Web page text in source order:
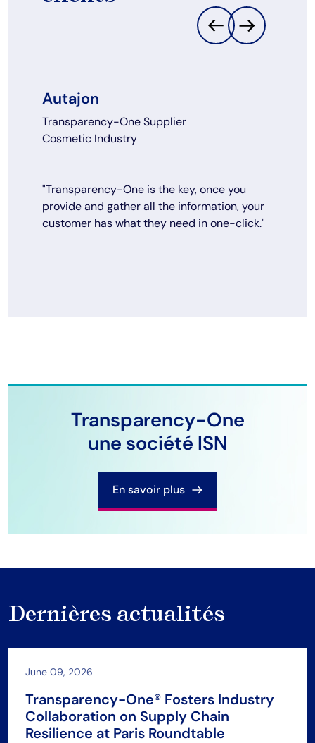
Autajon
Transparency-One Supplier
Cosmetic Industry
"Transparency-One is the key, once you
provide and gather all the information, your
customer has what they need in one-click."
Transparency-One
une société ISN
En savoir plus
Dernières actualités
June 09, 2026
Transparency-One® Fosters Industry
Collaboration on Supply Chain
Resilience at Paris Roundtable